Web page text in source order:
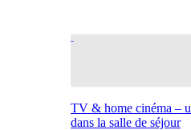
TV & home cinéma –
dans la salle de séjour